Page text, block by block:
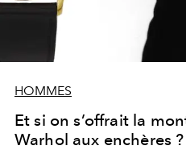
HOMMES
Et si on s’offrait la
Warhol aux enchères ?